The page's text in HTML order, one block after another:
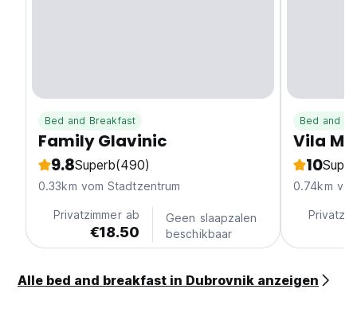
Bed and Breakfast
Family Glavinic
9.8Superb(490)
0.33km vom Stadtzentrum
Privatzimmer ab
€18.50
Geen slaapzalen
beschikbaar
Bed and
Vila
10
0.74km
Alle bed and breakfast in Dubrovnik anzeigen